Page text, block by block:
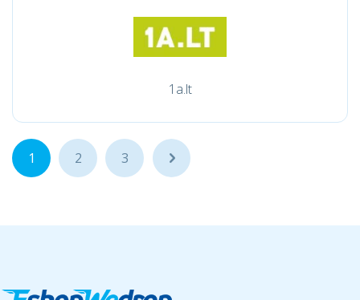
1a.lt
1 2 3 ...